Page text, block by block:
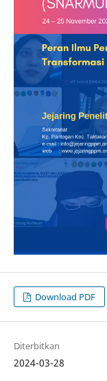
Download PDF
Diterbitkan
2024-03-28